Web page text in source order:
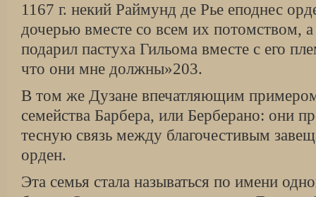
1167 г. некий Раймунд де Рье еподнес
дочерью вместе со всем их потомством,
подарил пастуха Гильома вместе с его
что они мне должны»203.
В том же Дузане впечатляющим
семейства Барбера, или Берберано: они
тесную связь между благочестивым
орден.
Эта семья стала называться по имени